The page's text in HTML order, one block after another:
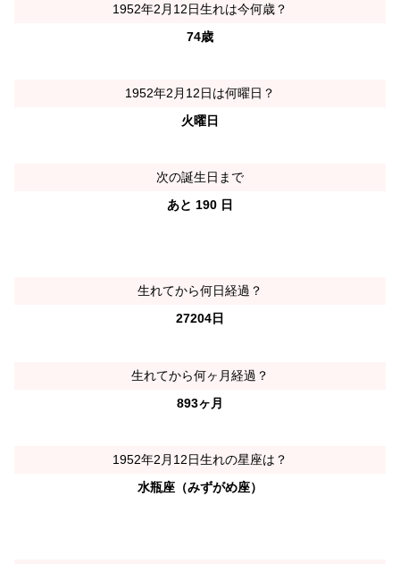
1952年2月12日生れは今何歳？
74歳
1952年2月12日は何曜日？
火曜日
次の誕生日まで
あと 190 日
生れてから何日経過？
27204日
生れてから何ヶ月経過？
893ヶ月
1952年2月12日生れの星座は？
水瓶座（みずがめ座）